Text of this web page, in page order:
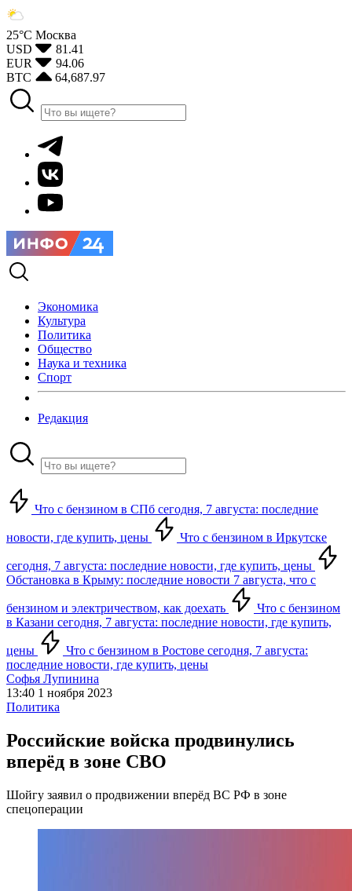
25°С Москва
USD
81.41
EUR
94.06
BTC
64,687.97
Экономика
Культура
Политика
Общество
Наука и техника
Спорт
Редакция
Что с бензином в СПб сегодня, 7 августа: последние
новости, где купить, цены Что с бензином в Иркутске
сегодня, 7 августа: последние новости, где купить, цены
Обстановка в Крыму: последние новости 7 августа, что с
бензином и электричеством, как доехать
Что с бензином
в Казани сегодня, 7 августа: последние новости, где купить,
цены
Что с бензином в Ростове сегодня, 7 августа:
последние новости, где купить, цены
Софья Лупинина
13:40 1 ноября 2023
Политика
Российские войска продвинулись
вперёд в зоне СВО
Шойгу заявил о продвижении вперёд ВС РФ в зоне
спецоперации